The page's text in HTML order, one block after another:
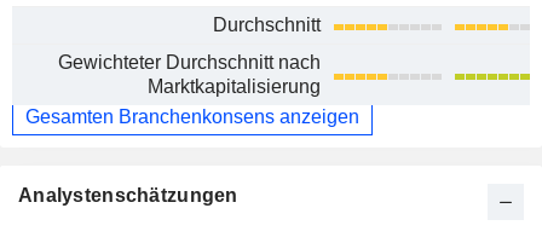
Durchschnitt
Gewichteter Durchschnitt nach
Marktkapitalisierung
Gesamten Branchenkonsens anzeigen
Analystenschätzungen